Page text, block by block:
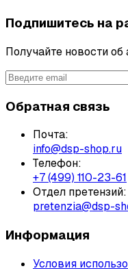
Подпишитесь на
Получайте новости
Обратная связь
Почта:
info@dsp-shop.ru
Телефон:
+7 (499) 110-23-61
Отдел претензий:
pretenzia@dsp-
Информация
Условия